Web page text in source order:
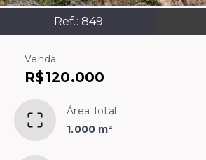
Ref.: 849
Venda
R$120.000
Área Total
1.000 m²